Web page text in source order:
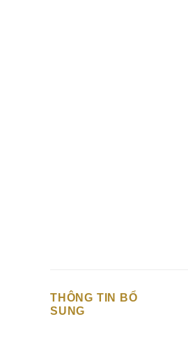
THÔNG TIN BỔ
SUNG